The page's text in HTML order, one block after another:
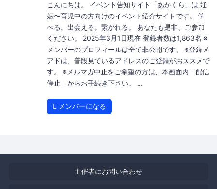
こんにちは。 イベント告知サイト「あかくら」は 妊
娠〜育児中の方向けのイベント紹介サイトです。 学
べる。出会える。繋がれる。 あなたも是非、ご参加
ください。 2025年3月1日現在 登録者数は1,863名 ※
メンバーのプロフィールは全て非公開です。 ※登録メ
アドは、普段見ているアドレスのご登録がおススメで
す。 ※メルマガ中止をご希望の方は、本画面内「配信
停止」からお手続き下さい。 ...
メンバーになる
主催者にお問い合わせ